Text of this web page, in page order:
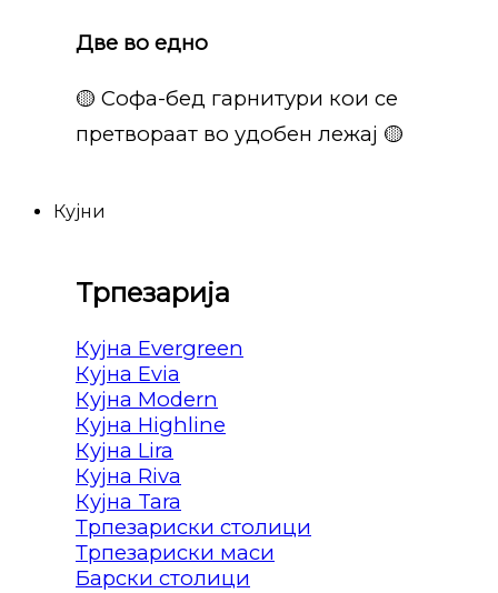
Две во едно
🟡 Софа-бед гарнитури кои се
претвораат во удобен лежај 🟡
Кујни
Трпезарија
Кујна Evergreen
Кујна Evia
Кујна Modern
Кујна Highline
Кујна Lira
Кујна Riva
Кујна Tara
Трпезариски столици
Трпезариски маси
Барски столици